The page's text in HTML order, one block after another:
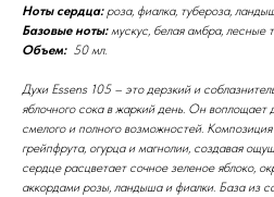
Ноты сердца:роза, фиалка, тубероза,
Базовые ноты:мускус, белая амбра, лесные
Объем:50 мл.
Духи Essens 105 – это дерзкий и
яблочного сока в жаркий день. Он
смелого и полного возможностей.
грейпфрута, огурца и магнолии, создавая
сердце расцветает сочное зеленое яблоко,
аккордами розы, ландыша и фиалки. База из